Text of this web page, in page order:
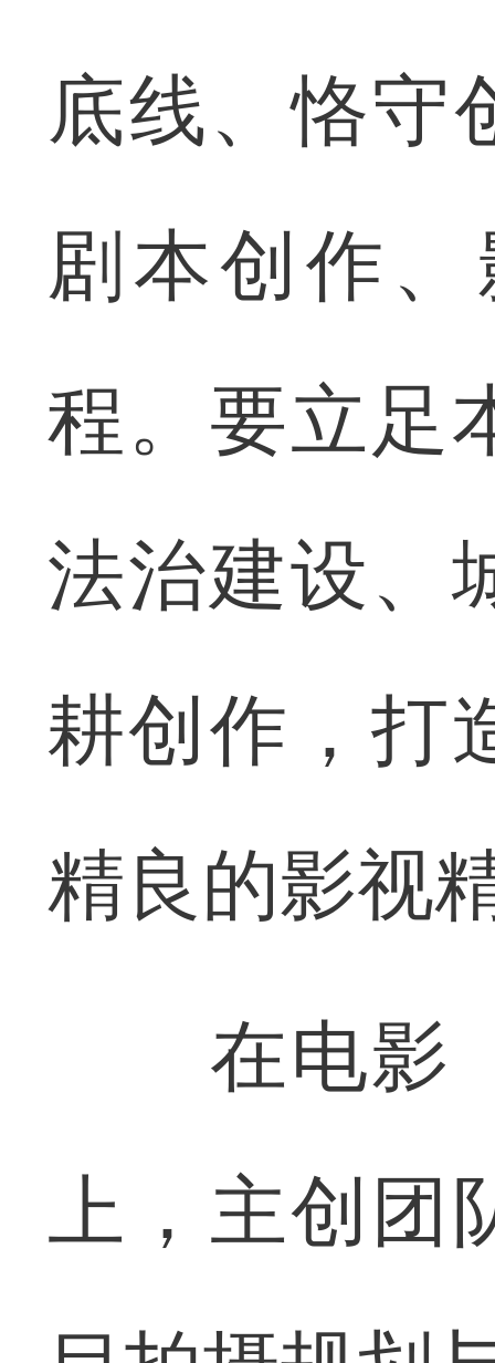
底线、恪守
剧本创作
程。要立足
法治建设、
耕创作，打
精良的影视
在电影《
上，主创团